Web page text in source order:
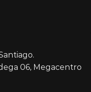
06, Megacentro